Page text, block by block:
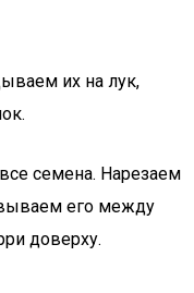
их на лук,
семена. Нарезаем
его между
доверху.